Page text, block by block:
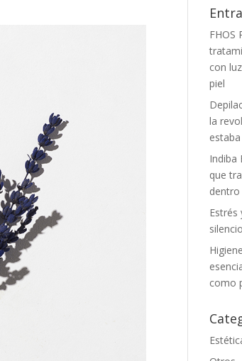
FHOS
con
piel
la
Indiba
que
dentro
Estrés
como